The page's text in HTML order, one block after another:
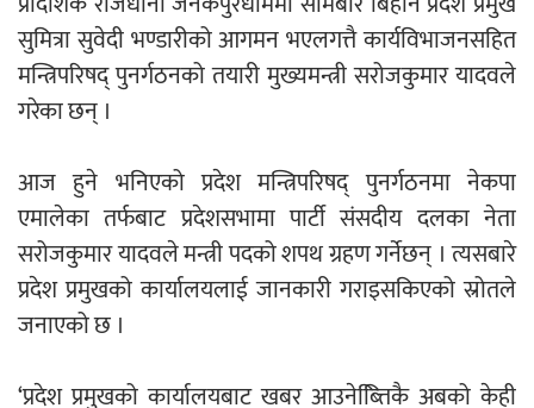
जनमत पत्रकार संघ
परियोजना सकिनै लाग्दा खुल्यो वन उद्यमीले
सहुलियत ऋण लिने बाटो
नदी अधिकारका ती कानुनी पाटा, जसले
सुमित्रा सुवेदी भण्डारीको आगमन भएलगत्तै कार्यविभाजनसहित
मन्त्रिपरिषद् पुनर्गठनको तयारी मुख्यमन्त्री सरोजकुमार यादवले
गरेका छन् ।
आज हुने भनिएको प्रदेश मन्त्रिपरिषद् पुनर्गठनमा नेकपा
एमालेका तर्फबाट प्रदेशसभामा पार्टी संसदीय दलका नेता
सरोजकुमार यादवले मन्त्री पदको शपथ ग्रहण गर्नेछन् । त्यसबारे
प्रदेश प्रमुखको कार्यालयलाई जानकारी गराइसकिएको स्रोतले
जनाएको छ ।
‘प्रदेश प्रमुखको कार्यालयबाट खबर आउनेब्त्तििकै अबको केही